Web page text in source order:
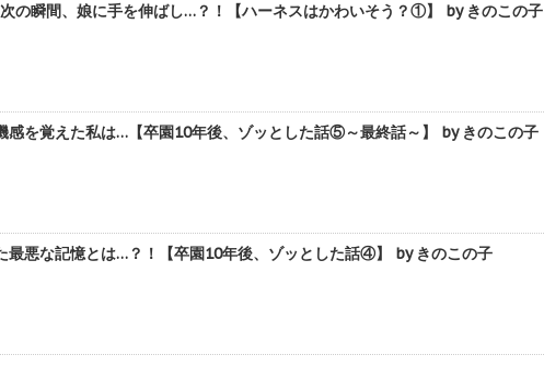
の瞬間、娘に手を伸ばし…？！【ハーネスはかわいそう？①】 by きのこの子
感を覚えた私は…【卒園10年後、ゾッとした話⑤～最終話～】 by きのこの子
最悪な記憶とは…？！【卒園10年後、ゾッとした話④】 by きのこの子